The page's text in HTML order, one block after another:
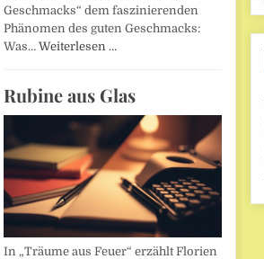
Geschmacks“ dem faszinierenden
Phänomen des guten Geschmacks:
Was… Weiterlesen …
Rubine aus Glas
In „Träume aus Feuer“ erzählt Florien